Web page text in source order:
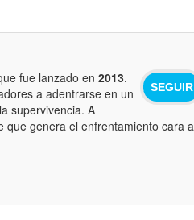
SEGUIR
fue lanzado en 2013.
a adentrarse en un
supervivencia. A
que genera el enfrentamiento cara a